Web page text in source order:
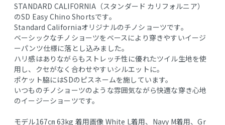
STANDARD CALIFORNIA（スタンダード カリフォルニア）
のSD Easy Chino Shortsです。
Standard Californiaオリジナルのチノショーツです。
ベーシックなチノショーツをベースにより穿きやすいイージ
ーパンツ仕様に落とし込みました。
ハリ感はありながらもストレッチ性に優れたツイル生地を使
用し、クセがなく合わせやすいシルエットに。
ポケット脇にはSDのピスネームを施しています。
いつものチノショーツのような雰囲気ながら快適な穿き心地
のイージーショーツです。
モデル167㎝ 63kg 着用画像 White L着用、Navy M着用、Gr